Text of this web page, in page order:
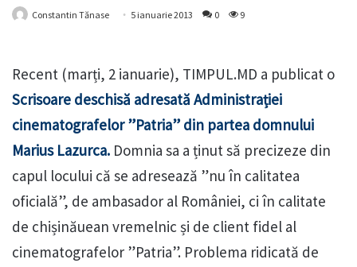
Constantin Tănase 5 ianuarie 2013 0 9
Recent (marți, 2 ianuarie), TIMPUL.MD a publicat o
Scrisoare deschisă adresată Administrației
cinematografelor ”Patria” din partea domnului
Marius Lazurca. Domnia sa a ținut să precizeze din
capul locului că se adresează ”nu în calitatea
oficială”, de ambasador al României, ci în calitate
de chișinăuean vremelnic și de client fidel al
cinematografelor ”Patria”. Problema ridicată de